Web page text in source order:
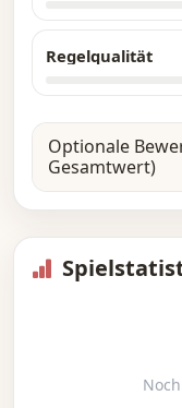
Regelqualität
Optionale
Gesamtwert)